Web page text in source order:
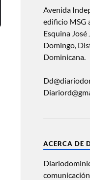
Avenida
edificio MSG
Esquina José
Domingo,
Dominicana.
ACERCA DE